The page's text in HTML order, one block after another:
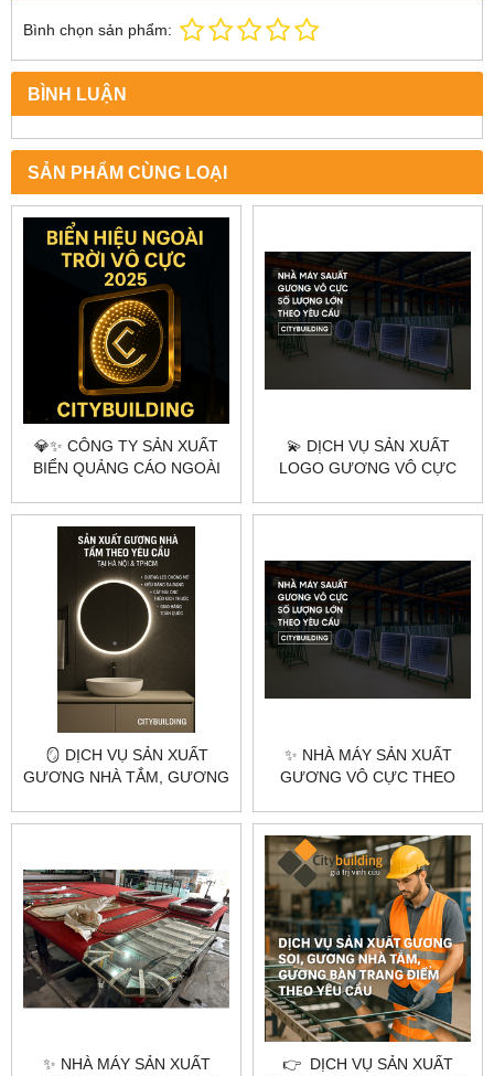
Bình chọn sản phẩm:
BÌNH LUẬN
SẢN PHẨM CÙNG LOẠI
💎✨ CÔNG TY SẢN XUẤT
BIỂN QUẢNG CÁO NGOÀI
CẦU – CITYBUILDING ✨💎
💫 DỊCH VỤ SẢN XUẤT
LOGO GƯƠNG VÔ CỰC
& TPHCM – CITYBUILDING
🪞 DỊCH VỤ SẢN XUẤT
GƯƠNG NHÀ TẮM, GƯƠNG
SOI TOÀN THÂN THEO YÊU
✨ NHÀ MÁY SẢN XUẤT
GƯƠNG VÔ CỰC THEO
TPHCM – CITYBUILDING
✨ NHÀ MÁY SẢN XUẤT
👉 DỊCH VỤ SẢN XUẤT